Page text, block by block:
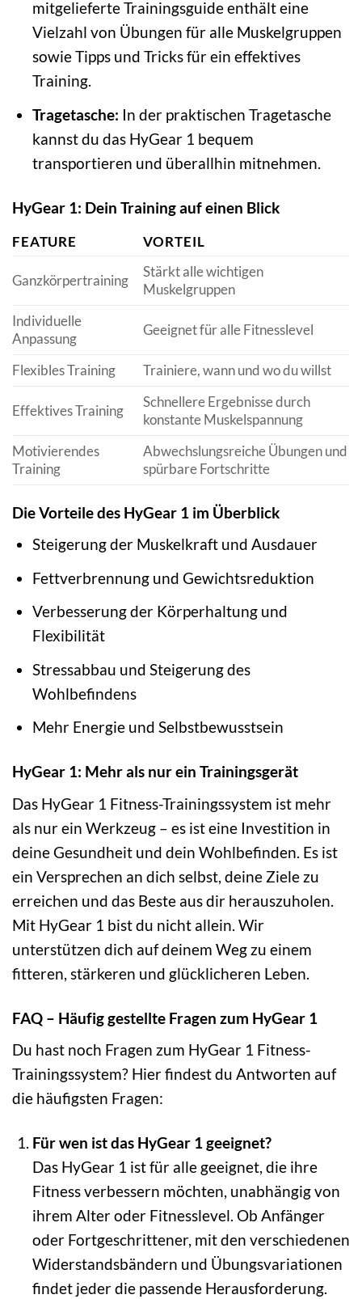
mitgelieferte Trainingsguide enthält eine
Vielzahl von Übungen für alle Muskelgruppen
sowie Tipps und Tricks für ein effektives
Training.
Tragetasche: In der praktischen Tragetasche
kannst du das HyGear 1 bequem
transportieren und überallhin mitnehmen.
HyGear 1: Dein Training auf einen Blick
FEATURE VORTEIL
Ganzkörpertraining
Stärkt alle wichtigen
Muskelgruppen
Individuelle
Anpassung
Geeignet für alle Fitnesslevel
Flexibles Training Trainiere, wann und wo du willst
Effektives Training
Schnellere Ergebnisse durch
konstante Muskelspannung
Motivierendes
Training
Abwechslungsreiche Übungen und
spürbare Fortschritte
Die Vorteile des HyGear 1 im Überblick
Steigerung der Muskelkraft und Ausdauer
Fettverbrennung und Gewichtsreduktion
Verbesserung der Körperhaltung und
Flexibilität
Stressabbau und Steigerung des
Wohlbefindens
Mehr Energie und Selbstbewusstsein
HyGear 1: Mehr als nur ein Trainingsgerät
Das HyGear 1 Fitness-Trainingssystem ist mehr
als nur ein Werkzeug – es ist eine Investition in
deine Gesundheit und dein Wohlbefinden. Es ist
ein Versprechen an dich selbst, deine Ziele zu
erreichen und das Beste aus dir herauszuholen.
Mit HyGear 1 bist du nicht allein. Wir
unterstützen dich auf deinem Weg zu einem
fitteren, stärkeren und glücklicheren Leben.
FAQ – Häufig gestellte Fragen zum HyGear 1
Du hast noch Fragen zum HyGear 1 Fitness-
Trainingssystem? Hier findest du Antworten auf
die häufigsten Fragen:
Für wen ist das HyGear 1 geeignet?
Das HyGear 1 ist für alle geeignet, die ihre
Fitness verbessern möchten, unabhängig von
ihrem Alter oder Fitnesslevel. Ob Anfänger
oder Fortgeschrittener, mit den verschiedenen
Widerstandsbändern und Übungsvariationen
findet jeder die passende Herausforderung.